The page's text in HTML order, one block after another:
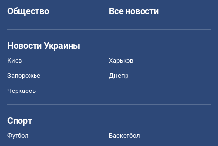
Общество
Все новости
Новости Украины
Киев Харьков
Запорожье Днепр
Черкассы
Спорт
Футбол Баскетбол